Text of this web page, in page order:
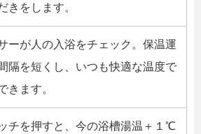
きをします。
ーが人の入浴をチェック。保温運
隔を短くし、いつも快適な温度で
きます。
チを押すと、今の浴槽湯温＋１℃